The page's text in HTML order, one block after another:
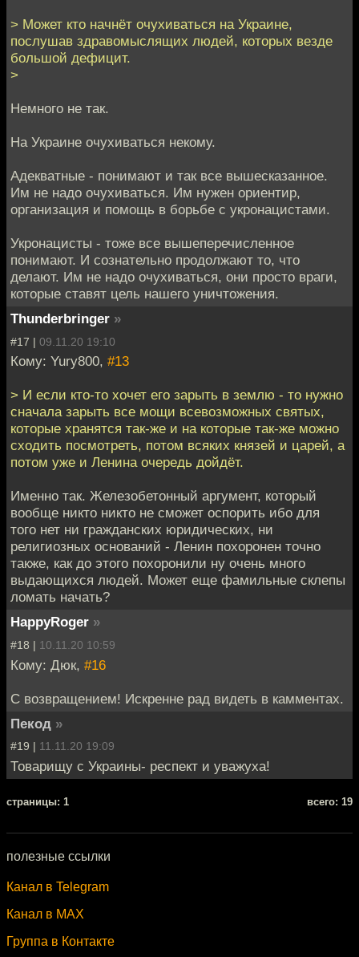
> Может кто начнёт очухиваться на Украине,
послушав здравомыслящих людей, которых везде
большой дефицит.
>
Немного не так.
На Украине очухиваться некому.
Адекватные - понимают и так все вышесказанное.
Им не надо очухиваться. Им нужен ориентир,
организация и помощь в борьбе с укронацистами.
Укронацисты - тоже все вышеперечисленное
понимают. И сознательно продолжают то, что
делают. Им не надо очухиваться, они просто враги,
которые ставят цель нашего уничтожения.
Thunderbringer »
#17 | 09.11.20 19:10
Кому: Yury800, #13
> И если кто-то хочет его зарыть в землю - то нужно
сначала зарыть все мощи всевозможных святых,
которые хранятся так-же и на которые так-же можно
сходить посмотреть, потом всяких князей и царей, а
потом уже и Ленина очередь дойдёт.
Именно так. Железобетонный аргумент, который
вообще никто никто не сможет оспорить ибо для
того нет ни гражданских юридических, ни
религиозных оснований - Ленин похоронен точно
также, как до этого похоронили ну очень много
выдающихся людей. Может еще фамильные склепы
ломать начать?
HappyRoger »
#18 | 10.11.20 10:59
Кому: Дюк, #16
С возвращением! Искренне рад видеть в камментах.
Пекод »
#19 | 11.11.20 19:09
Товарищу с Украины- респект и уважуха!
cтраницы: 1 всего: 19
полезные ссылки
Канал в Telegram
Канал в MAX
Группа в Контакте